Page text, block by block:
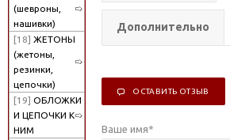
(шевроны,
нашивки)
[18] ЖЕТОНЫ
(жетоны,
резинки,
цепочки)
[19] ОБЛОЖКИ
И ЦЕПОЧКИ К
НИМ
Дополнительно
ОСТАВИТЬ ОТЗЫВ
Ваше имя*